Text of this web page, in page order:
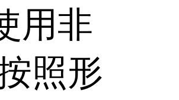
用非
照形